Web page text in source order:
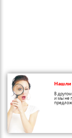
Нашли
В
и мы не